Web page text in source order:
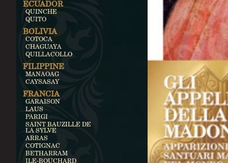
ECUADOR
QUINCHE
QUITO
BOLIVIA
COTOCA
CHAGUAYA
QUILLACOLLO
FILIPPINE
MANAOAG
CAYSASAY
FRANCIA
GARAISON
LAUS
PARIGI
SAINT BAUZILLE DE
LA SYLVE
ARRAS
COTIGNAC
BETHARRAM
ILE-BOUCHARD